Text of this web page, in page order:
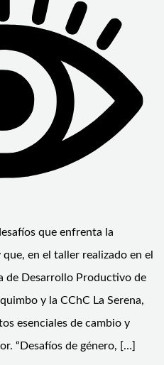
que enfrenta la
en el taller realizado en el
de Desarrollo Productivo de
y la CChC La Serena,
esenciales de cambio y
“Desafíos de género, […]